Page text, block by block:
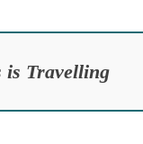
Travelling